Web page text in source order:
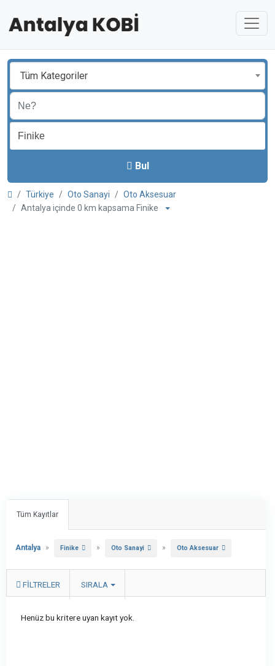
Tüm Kategoriler
Bul
Türkiye Oto Sanayi
Oto Aksesuar
Antalya içinde 0 km kapsama Finike
Tüm Kayıtlar
Antalya » Finike » Oto Sanayi » Oto Aksesuar
FILTRELER SIRALA
Henüz bu kritere uyan kayıt yok.